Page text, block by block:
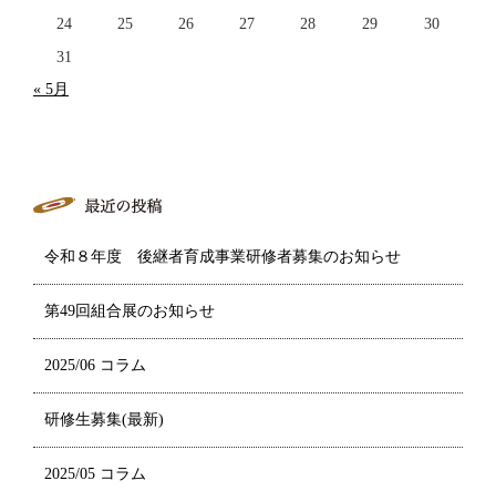
24
25 26 27 28 29
30
31
« 5月
令和８年度 後継者育成事業研修者募集のお知らせ
第49回組合展のお知らせ
2025/06 コラム
研修生募集(最新)
2025/05 コラム